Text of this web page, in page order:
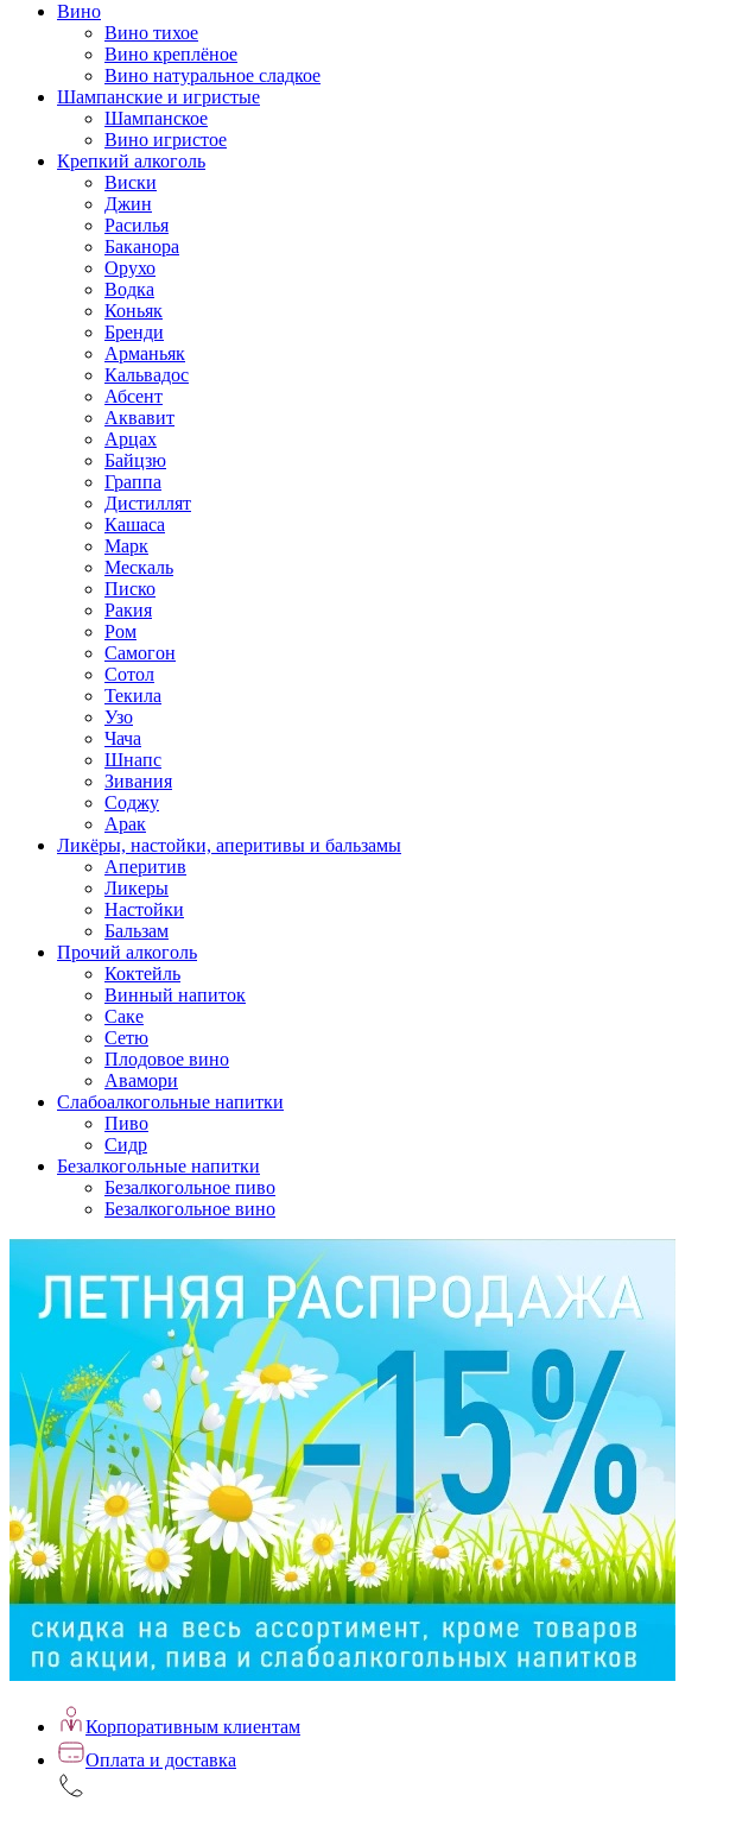
Вино
Вино тихое
Вино креплёное
Вино натуральное сладкое
Шампанские и игристые
Шампанское
Вино игристое
Крепкий алкоголь
Виски
Джин
Расилья
Баканора
Орухо
Водка
Коньяк
Бренди
Арманьяк
Кальвадос
Абсент
Аквавит
Арцах
Байцзю
Граппа
Дистиллят
Кашаса
Марк
Мескаль
Писко
Ракия
Ром
Самогон
Сотол
Текила
Узо
Чача
Шнапс
Зивания
Соджу
Арак
Ликёры, настойки, аперитивы и бальзамы
Аперитив
Ликеры
Настойки
Бальзам
Прочий алкоголь
Коктейль
Винный напиток
Саке
Сетю
Плодовое вино
Авамори
Слабоалкогольные напитки
Пиво
Сидр
Безалкогольные напитки
Безалкогольное пиво
Безалкогольное вино
Корпоративным клиентам
Оплата и доставка